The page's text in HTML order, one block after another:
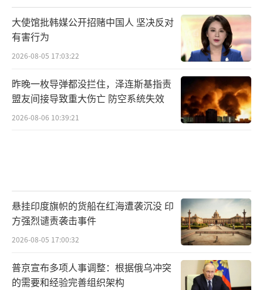
大使馆批韩媒公开招赌中国人 坚决反对
有害行为
2026-08-05 17:03:22
昨晚一枚导弹都没拦住，泽连斯基指责
盟友间接导致重大伤亡 防空系统失效
2026-08-06 10:39:21
悬挂印度旗帜的货船在红海遭袭沉没 印
方强烈谴责袭击事件
2026-08-05 17:00:32
普京宣布多项人事调整：根据俄乌冲突
的需要和经验完善组织架构